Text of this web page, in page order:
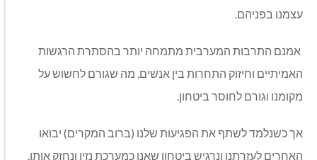
עצמנו בפניהם.
אמנם התרבות המערבית מתמחה יותר בהסתרת הרגשות
האמיתיים וחיזוק התחרות בין אנשים, מה שגורם לחשוש על
מקומנו וגורם לחוסר ביטחון.
אך כשנלמד לשתף את הפגיעות שלנו (ברוב המקרים) יבואו
האחרים לעזרתנו ונרגיש ביטחון שאנו כמערכת נזין ונחזק אותו.